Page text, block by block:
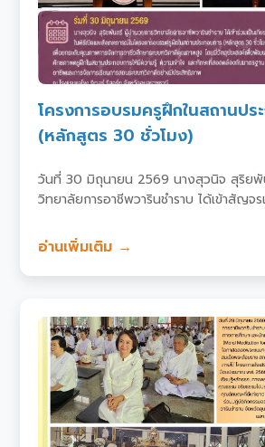
โครงการอบรมครูฝึกในสถานปร
(หลักสูตร 30 ชั่วโมง)
วันที่ 30 มิถุนายน 2569 นางสุวนิจ สุริยพั
วิทยาลัยการอาชีพวารินชำราบ ได้เข้าสัญจร
อ่านเพิ่มเติม →